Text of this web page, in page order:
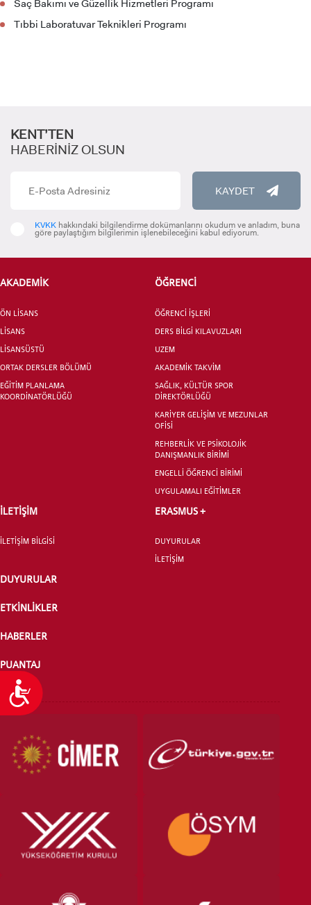
Ulaşılabilirlik
ADAY ÖĞRENCİ
LİSANSÜSTÜ EĞİTİM ENSTİTÜSÜ
Saç Bakımı ve Güzellik Hizmetleri Programı
Tıbbi Laboratuvar Teknikleri Programı
KENT’TEN
HABERİNİZ OLSUN
KAYDET
KVKK hakkındaki bilgilendirme dokümanlarını okudum ve anladım, buna
göre paylaştığım bilgilerimin işlenebileceğini kabul ediyorum.
AKADEMİK
ÖN LİSANS
LİSANS
LİSANSÜSTÜ
ORTAK DERSLER BÖLÜMÜ
EĞİTİM PLANLAMA
KOORDİNATÖRLÜĞÜ
ÖĞRENCİ
ÖĞRENCİ İŞLERİ
DERS BİLGİ KILAVUZLARI
UZEM
AKADEMİK TAKVİM
SAĞLIK, KÜLTÜR SPOR
DİREKTÖRLÜĞÜ
KARİYER GELİŞİM VE MEZUNLAR
OFİSİ
REHBERLİK VE PSİKOLOJİK
DANIŞMANLIK BİRİMİ
ENGELLİ ÖĞRENCİ BİRİMİ
UYGULAMALI EĞİTİMLER
İLETİŞİM
İLETİŞİM BİLGİSİ
ERASMUS +
DUYURULAR
İLETİŞİM
DUYURULAR
ETKİNLİKLER
HABERLER
PUANTAJ